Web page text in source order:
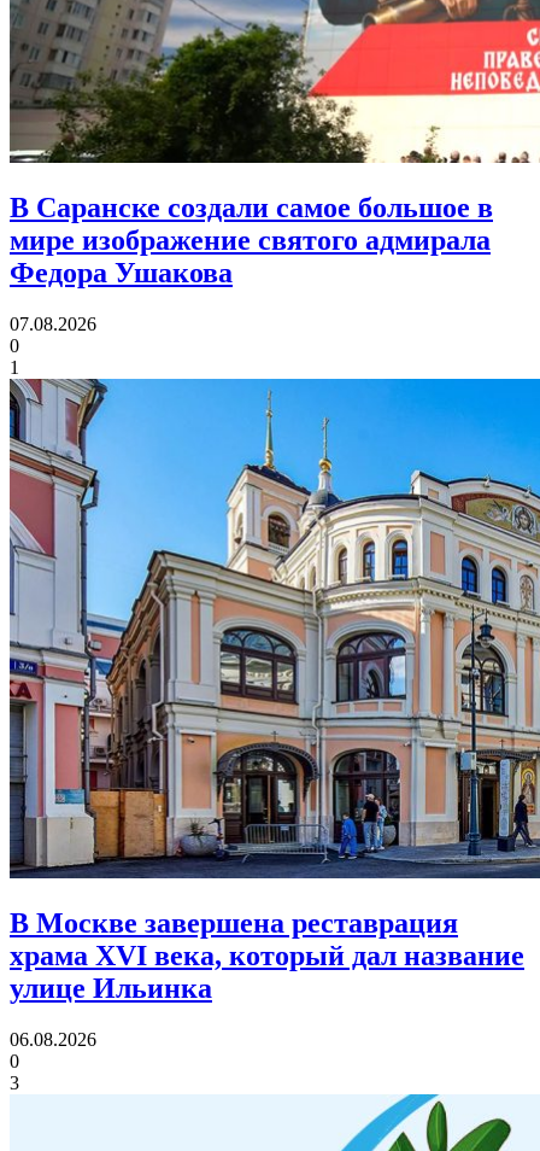
В Саранске создали самое большое в
мире изображение святого адмирала
Федора Ушакова
07.08.2026
0
1
В Москве завершена реставрация
храма XVI века, который дал название
улице Ильинка
06.08.2026
0
3